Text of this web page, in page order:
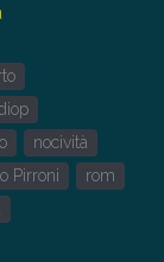
nocività
Pirroni
rom